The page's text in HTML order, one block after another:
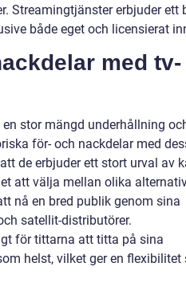
Streamingtjänster erbjuder ett
både eget och licensierat
med tv-
stor mängd underhållning
för- och nackdelar med
de erbjuder ett stort urval av
att välja mellan olika
nå en bred publik genom sina
satellit-distributörer.
för tittarna att titta på sina
helst, vilket ger en flexibilitet